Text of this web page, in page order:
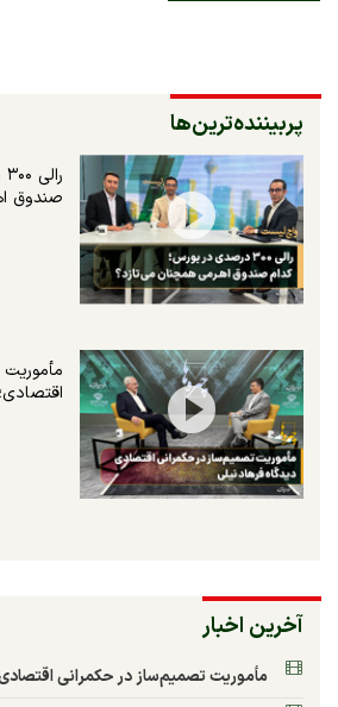
پربیننده‌ترین‌ها
صندوق
آخرین اخبار
مأموریت تصمیم‌ساز در حکمرانی